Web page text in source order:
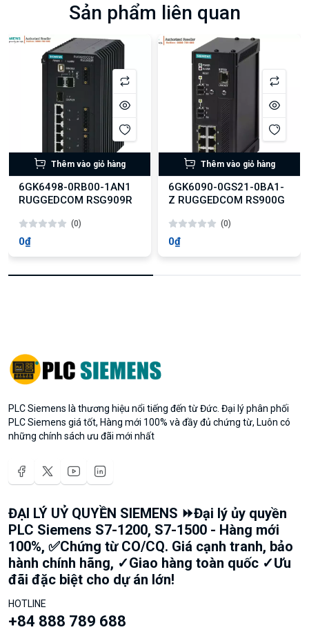
Sản phẩm liên quan
Thêm vào giỏ hàng
6GK6498-0RB00-1AN1
RUGGEDCOM RSG909R
(0)
0₫
Thêm vào giỏ hàng
6GK6090-0GS21-0BA1-
Z RUGGEDCOM RS900G
(0)
0₫
PLC Siemens là thương hiệu nổi tiếng đến từ Đức. Đại lý phân phối
PLC Siemens giá tốt, Hàng mới 100% và đầy đủ chứng từ, Luôn có
những chính sách ưu đãi mới nhất
ĐẠI LÝ UỶ QUYỀN SIEMENS ⏩Đại lý ủy quyền
PLC Siemens S7-1200, S7-1500 - Hàng mới
100%, ✅Chứng từ CO/CQ. Giá cạnh tranh, bảo
hành chính hãng, ✓Giao hàng toàn quốc ✓Ưu
đãi đặc biệt cho dự án lớn!
HOTLINE
+84 888 789 688